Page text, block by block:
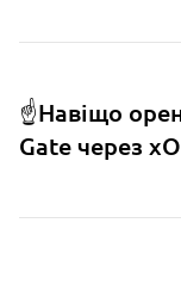
☝️Навіщо
Gate через